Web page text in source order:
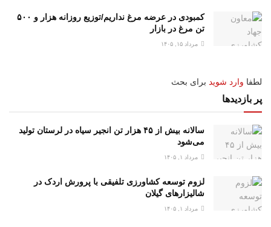
کمبودی در عرضه مرغ نداریم/توزیع روزانه هزار و ۵۰۰
تن مرغ در بازار
مرداد ۱۵, ۱۴۰۵
لطفا وارد شوید برای بحث
پر بازدیدها
سالانه بیش از ۴۵ هزار تن انجیر سیاه در لرستان تولید
می‌شود
مرداد ۱, ۱۴۰۵
لزوم توسعه کشاورزی تلفیقی با پرورش اردک در
شالیزارهای گیلان
مرداد ۱, ۱۴۰۵